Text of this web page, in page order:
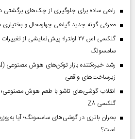
راهی ساده برای جلوگیری از چک‌های برگشتی
معرفی گونه جدید گیاهی چهارمحال و بختیاری
گلکسی اس ۲۷ اولترا؛ پیش‌نمایشی از
سامسونگ
زیرساخت‌های واقعی
انقلاب گوشی‌های تاشو‌ با طعم هوش مصنوعی؛
گلکسی Z۸
است؟